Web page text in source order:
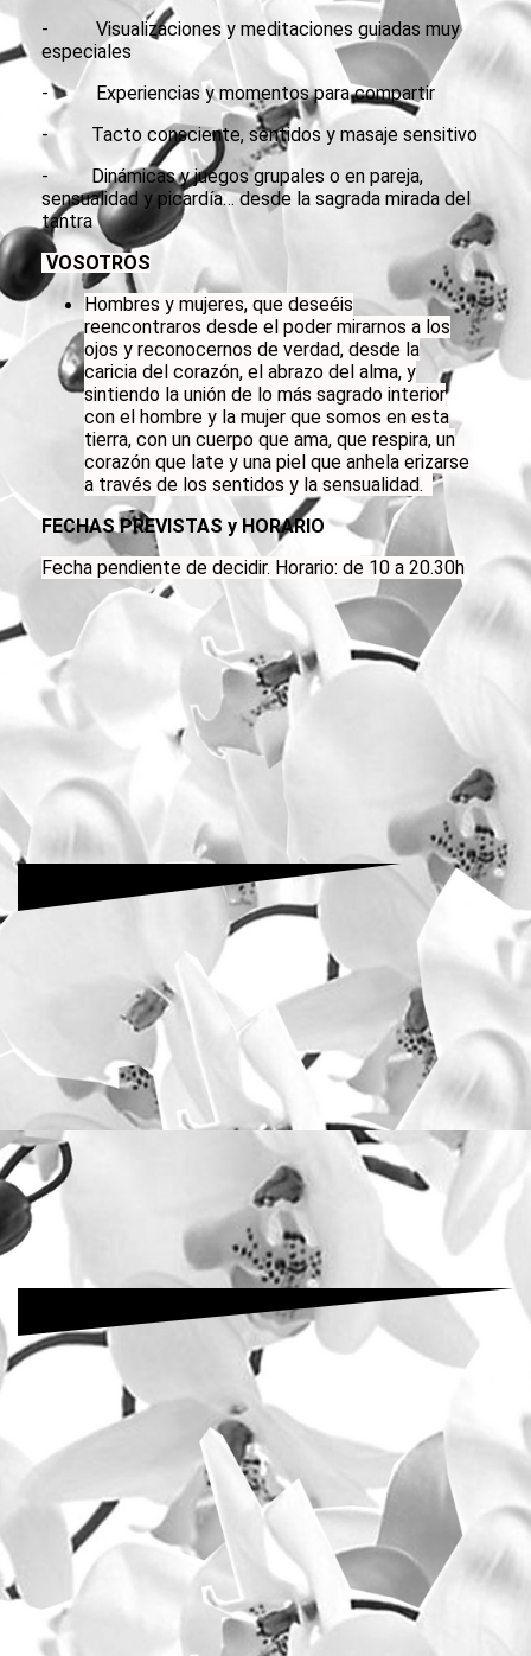
- Visualizaciones y meditaciones guiadas muy
especiales
- Experiencias y momentos para compartir
- Tacto consciente, sentidos y masaje sensitivo
- Dinámicas y juegos grupales o en pareja,
sensualidad y picardía… desde la sagrada mirada del
tantra
VOSOTROS
Hombres y mujeres, que deseéis
reencontraros desde el poder mirarnos a los
ojos y reconocernos de verdad, desde la
caricia del corazón, el abrazo del alma, y
sintiendo la unión de lo más sagrado interior
con el hombre y la mujer que somos en esta
tierra, con un cuerpo que ama, que respira, un
corazón que late y una piel que anhela erizarse
a través de los sentidos y la sensualidad.
FECHAS PREVISTAS y HORARIO
Fecha pendiente de decidir. Horario: de 10 a 20.30h